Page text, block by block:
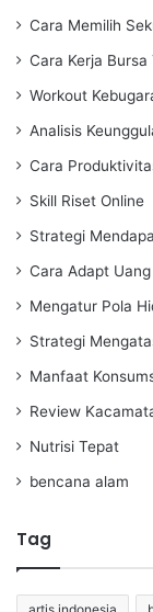
Cara Memilih
Cara Kerja
Workout
Analisis
Cara
Skill Riset Online
Strategi
Cara Adapt
Mengatur Pola
Strategi
Manfaat
Review
Nutrisi Tepat
bencana alam
Tag